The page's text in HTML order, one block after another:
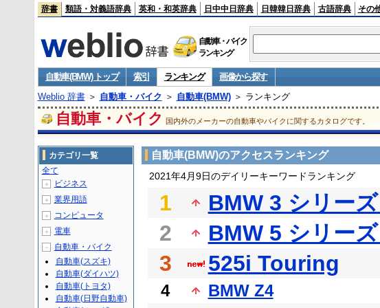
辞書 類語・対義語辞典 英和・和英辞典 日中中日辞典 日韓韓日辞典 古語辞典 その
自動車・バイク
ランキング
自動車(BMW) トップ 索引 ランキング
画像から探す
Weblio 辞書＞ 自動車・バイク ＞ 自動車(BMW)＞ ランキング
自動車・バイク 国内外のメーカーの自動車やバイクに関するカタログです。
自動車(BMW)のアクセスランキング
2021年4月9日のデイリーキーワードランキング
1
BMW 3 シリー
2
BMW 5 シリー
3
525i Touring
4
BMW Z4
カテゴリ一覧
全て
＋ ビジネス
＋ 業界用語
＋ コンピュータ
＋ 電車
－
自動車・バイク
自動車(スズキ)
自動車(ダイハツ)
自動車(トヨタ)
自動車(日野自動車)